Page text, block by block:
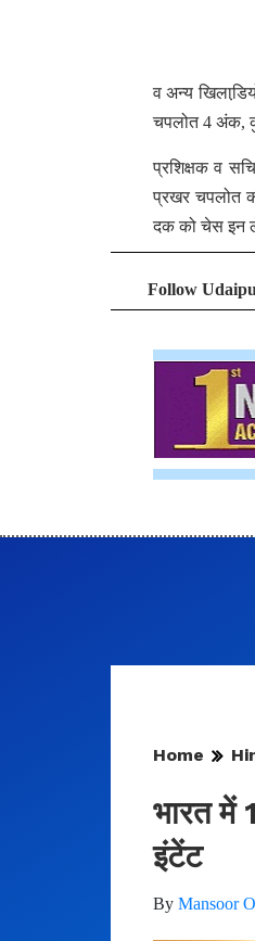
व अन्य
चपलोत 4 अंक,
प्रशिक्षक व
प्रखर चपलोत
दक को चेस इन
Follow
Home
भारत में
इंटेंट
By Mansoor